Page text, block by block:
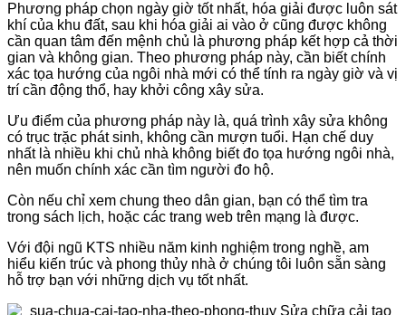
Phương pháp chọn ngày giờ tốt nhất, hóa giải được luôn sát
khí của khu đất, sau khi hóa giải ai vào ở cũng được không
cần quan tâm đến mệnh chủ là phương pháp kết hợp cả thời
gian và không gian. Theo phương pháp này, cần biết chính
xác tọa hướng của ngôi nhà mới có thể tính ra ngày giờ và vị
trí cần động thổ, hay khởi công xây sửa.
Ưu điểm của phương pháp này là, quá trình xây sửa không
có trục trặc phát sinh, không cần mượn tuổi. Hạn chế duy
nhất là nhiều khi chủ nhà không biết đo tọa hướng ngôi nhà,
nên muốn chính xác cần tìm người đo hộ.
Còn nếu chỉ xem chung theo dân gian, bạn có thể tìm tra
trong sách lịch, hoặc các trang web trên mạng là được.
Với đội ngũ KTS nhiều năm kinh nghiệm trong nghề, am
hiểu kiến trúc và phong thủy nhà ở chúng tôi luôn sẵn sàng
hỗ trợ bạn với những dịch vụ tốt nhất.